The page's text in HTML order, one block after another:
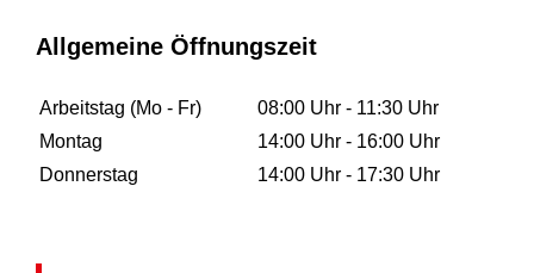
Allgemeine Öffnungszeit
Arbeitstag (Mo - Fr) 08:00 Uhr - 11:30 Uhr
Montag
14:00 Uhr - 16:00 Uhr
Donnerstag
14:00 Uhr - 17:30 Uhr